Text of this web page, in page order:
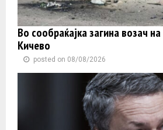
Во сообраќајка загина возач
Кичево
posted on 08/08/2026